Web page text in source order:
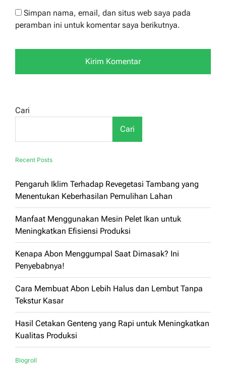
Simpan nama, email, dan situs web saya pada
peramban ini untuk komentar saya berikutnya.
Cari
Cari
Recent Posts
Pengaruh Iklim Terhadap Revegetasi Tambang yang
Menentukan Keberhasilan Pemulihan Lahan
Manfaat Menggunakan Mesin Pelet Ikan untuk
Meningkatkan Efisiensi Produksi
Kenapa Abon Menggumpal Saat Dimasak? Ini
Penyebabnya!
Cara Membuat Abon Lebih Halus dan Lembut Tanpa
Tekstur Kasar
Hasil Cetakan Genteng yang Rapi untuk Meningkatkan
Kualitas Produksi
Blogroll